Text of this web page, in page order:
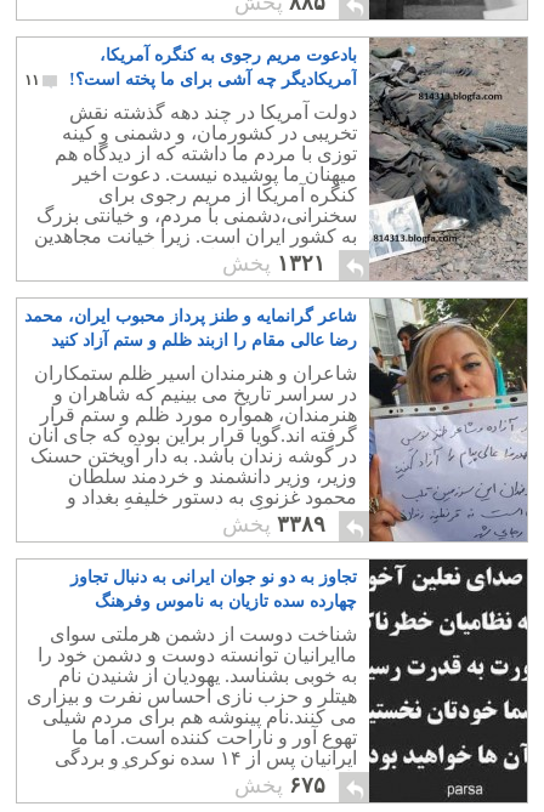
بادعوت مریم رجوی به کنگره آمریکا،
آمریکادیگر چه آشی برای ما پخته است؟!
۱۱
دولت آمریکا در چند دهه گذشته نقش
تخریبی در کشورمان، و دشمنی و کینه
توزی با مردم ما داشته که از دیدگاه هم
میهنان ما پوشیده نیست. دعوت اخیر
کنگره آمریکا از مریم رجوی برای
سخنرانی،دشمنی با مردم، و خیانتی بزرگ
به کشور ایران است. زیرا خیانت مجاهدین
و همکارانش به ایران فراوان و ذکر همه
آنها ناگفتنی است.
۱۳۲۱ پخش
شاعر گرانمایه و طنز پرداز محبوب ایران، محمد
رضا عالی مقام را ازبند ظلم و ستم آزاد کنید
شاعران و هنرمندان اسیر ظلم ستمکاران
در سراسر تاریخ می بینیم که شاهران و
هنرمندان، همواره مورد ظلم و ستم قرار
گرفته اند.گویا قرار براین بوده که جای آنان
در گوشه زندان باشد. به دار آویختن حسنک
وزیر، وزیر دانشمند و خردمند سلطان
م‍‍‍‍‍حمود غزنوی به دستور خلیفه بغداد و
دههانمونه دیگر از این خودکامگی است.
۳۳۸۹ پخش
تجاوز به دو نو جوان ایرانی به دنبال تجاوز
چهارده سده تازیان به ناموس وفرهنگ
کشورمان
شناخت دوست از دشمن هرملتی سوای
ماایرانیان توانسته دوست و دشمن خود را
به خوبی بشناسد. یهودیان از شنیدن نام
هیتلر و حزب نازی احساس نفرت و بیزاری
می کنند.نام پینوشه هم برای مردم شیلی
تهوع آور و ناراحت کننده است. اما ما
ایرانیان پس از ۱۴ سده نوکری و بردگی
تازیان، بازهم به مرده پرستی آنان می
پردازیم.
۶۷۵ پخش